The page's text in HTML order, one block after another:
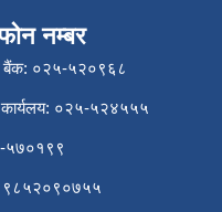
नम्बर
बैंक: ०२५-५२०९६८
कार्यलय: ०२५-५२४५५५
५७०१९९
९८५२०९०७५५